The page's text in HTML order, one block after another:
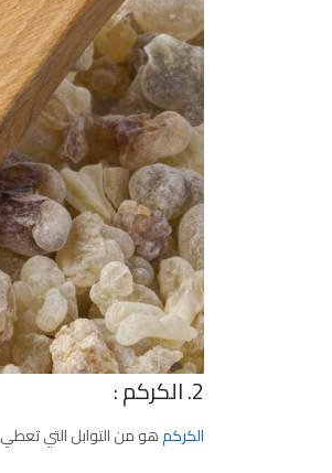
2. الكركم :
الكركمهو من التوابل التي تعطي